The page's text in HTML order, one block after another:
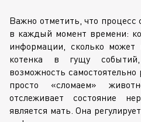
Важно отметить, что процесс
в каждый момент времени:
информации, сколько
котенка в гущу
возможность
просто «сломаем»
отслеживает состояние
является мать. Она